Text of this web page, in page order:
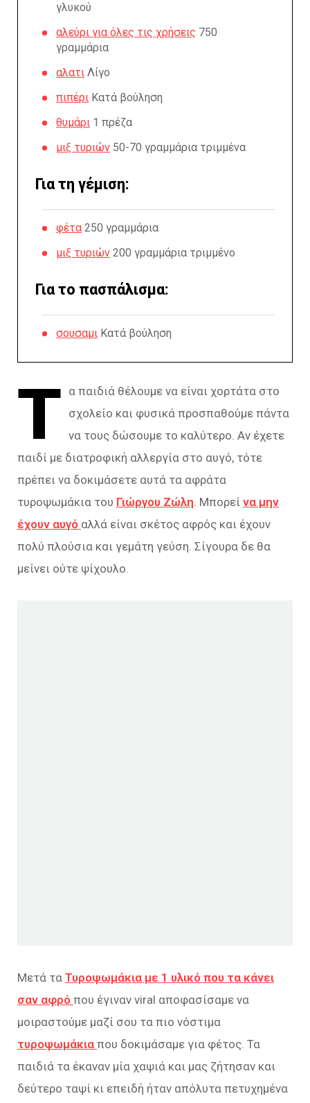
γλυκού
αλεύρι για όλες τις χρήσεις 750
γραμμάρια
αλατι Λίγο
πιπέρι Κατά βούληση
θυμάρι 1 πρέζα
μιξ τυριών 50-70 γραμμάρια τριμμένα
Για τη γέμιση:
φέτα 250 γραμμάρια
μιξ τυριών 200 γραμμάρια τριμμένο
Για το πασπάλισμα:
σουσαμι Κατά βούληση
Τ α παιδιά θέλουμε να είναι χορτάτα στο
σχολείο και φυσικά προσπαθούμε πάντα
να τους δώσουμε το καλύτερο. Αν έχετε
παιδί με διατροφική αλλεργία στο αυγό, τότε
πρέπει να δοκιμάσετε αυτά τα αφράτα
τυροψωμάκια του Γιώργου Ζώλη. Μπορεί να μην
έχουν αυγό αλλά είναι σκέτος αφρός και έχουν
πολύ πλούσια και γεμάτη γεύση. Σίγουρα δε θα
μείνει ούτε ψίχουλο.
Μετά τα Τυροψωμάκια με 1 υλικό που τα κάνει
σαν αφρό που έγιναν viral αποφασίσαμε να
μοιραστούμε μαζί σου τα πιο νόστιμα
τυροψωμάκια που δοκιμάσαμε για φέτος. Τα
παιδιά τα έκαναν μία χαψιά και μας ζήτησαν και
δεύτερο ταψί κι επειδή ήταν απόλυτα πετυχημένα